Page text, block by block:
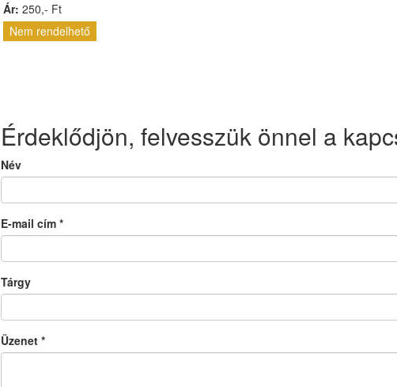
Ár: 250,- Ft
Nem rendelhető
Érdeklődjön, felvesszük önnel a
Név
E-mail cím *
Tárgy
Üzenet *